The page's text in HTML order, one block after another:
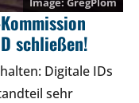
schließen!
Digitale IDs
sehr